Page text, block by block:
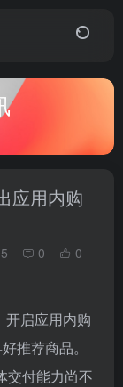
应用内购
0 0
开启应用内购
推荐商品。
交付能力尚不